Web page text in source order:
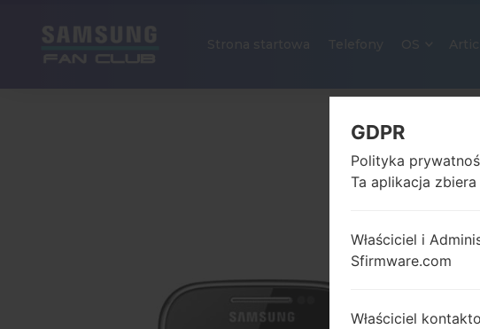
GDPR
Polityka
Ta aplikacja
Właściciel i
Sfirmware.com
Właściciel